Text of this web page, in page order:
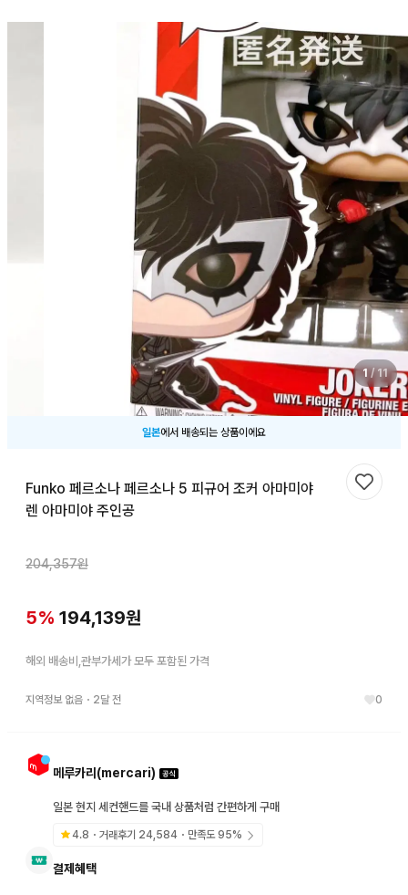
1 / 11
일본에서 배송되는 상품이에요
Funko 페르소나 페르소나 5 피규어 조커 아마미야
렌 아마미야 주인공
204,357원
5% 194,139원
해외 배송비,관부가세가 모두 포함된 가격
지역정보 없음 ・ 2달 전 0
메루카리(mercari)
일본 현지 세컨핸드를 국내 상품처럼 간편하게 구매
4.8 ・거래후기 24,584・만족도95%
결제혜택
찜하기